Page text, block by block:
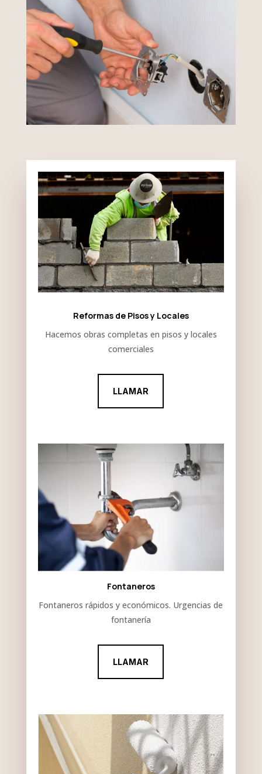
Reformas de Pisos y Locales
Hacemos obras completas en pisos y locales
comerciales
LLAMAR
Fontaneros
Fontaneros rápidos y económicos. Urgencias de
fontanería
LLAMAR